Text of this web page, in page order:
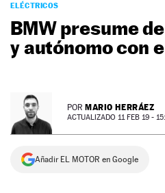
PODCAST
MOTOS
TECNOLOGÍA
SUPERCOCHES
PREMIOS
SERVICIOS
ELÉCTRICOS
BMW presume
y autónomo con
POR MARIO HERRÁEZ
ACTUALIZADO 11 FEB 19 -
Añadir EL MOTOR en Google